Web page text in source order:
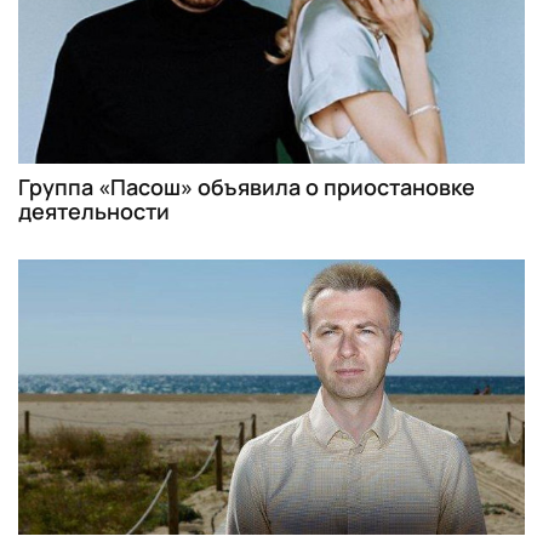
Группа «Пасош» объявила о приостановке
деятельности